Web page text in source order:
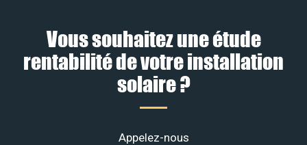
Vous souhaitez une étude
rentabilité de votre installation
solaire ?
Appelez-nous